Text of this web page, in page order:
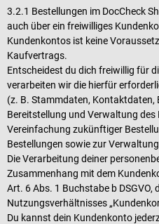
3.2.1 Bestellungen im DocCheck
auch über ein freiwilliges
Kundenkontos ist keine
Kaufvertrags.
Entscheidest du dich freiwillig für
verarbeiten wir die hierfür
(z. B. Stammdaten, Kontaktdaten,
Bereitstellung und Verwaltung
Vereinfachung zukünftiger
Bestellungen sowie zur
Die Verarbeitung deiner
Zusammenhang mit dem
Art. 6 Abs. 1 Buchstabe b
Nutzungsverhältnisses
Du kannst dein Kundenkonto